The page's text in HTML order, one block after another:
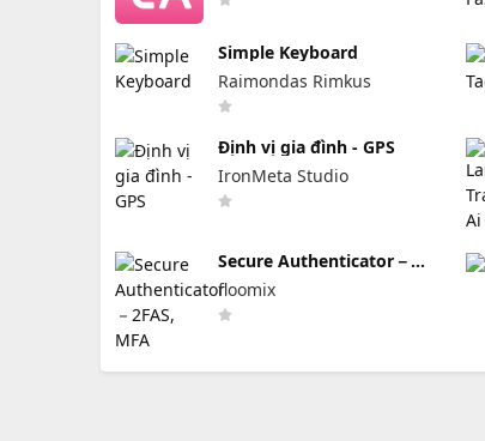
Simple Keyboard
Raimondas Rimkus
Định vị gia đình - GPS
IronMeta Studio
Secure Authenticator－
2FAS, MFA
floomix